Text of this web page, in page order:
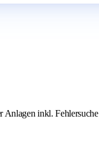
Anlagen inkl. Fehlersuche